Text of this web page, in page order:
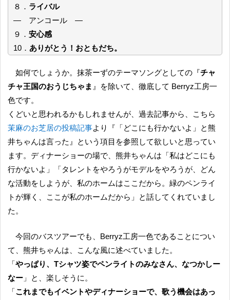
８． ライバル
— アンコール —
９． 安心感
10． ありがとう！おともだち。
如何でしょうか。抹茶ーずのテーマソングとしての『チャ
チャ王国のおうじちゃま 』を除いて、徹底して Berryz工房一
色です。
くどいと思われるかもしれませんが、過去記事から、こちら
茉麻のお芝居の投稿記事より『「どこにも行かないよ」と熊
井ちゃんは言った』という項目を参照して欲しいと思ってい
ます。ディナーショーの場で、熊井ちゃんは「私はどこにも
行かないよ」「タレントをやろうがモデルをやろうが、どん
な活動をしようが、私のホームはここだから。緑のペンライ
トが輝く、ここが私のホームだから」と話してくれていまし
た。
今回のバスツアーでも、Berryz工房一色であることについ
て、熊井ちゃんは、こんな風に述べていました。
「やっぱり、Tシャツ姿でペンライトのみなさん、なつかしー
なー 」と、楽しそうに。
「これまでもイベントやディナーショーで、歌う機会はあっ